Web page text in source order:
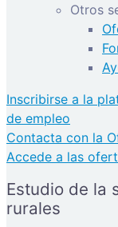
Otros
Inscribirse a la
de empleo
Contacta con la
Accede a las
Estudio de la
rurales